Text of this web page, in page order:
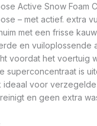
Active Snow Foam
– met actief. extra
met een frisse
en vuiloplossende
voordat het voertuig
superconcentraat is
ideaal voor
en geen extra